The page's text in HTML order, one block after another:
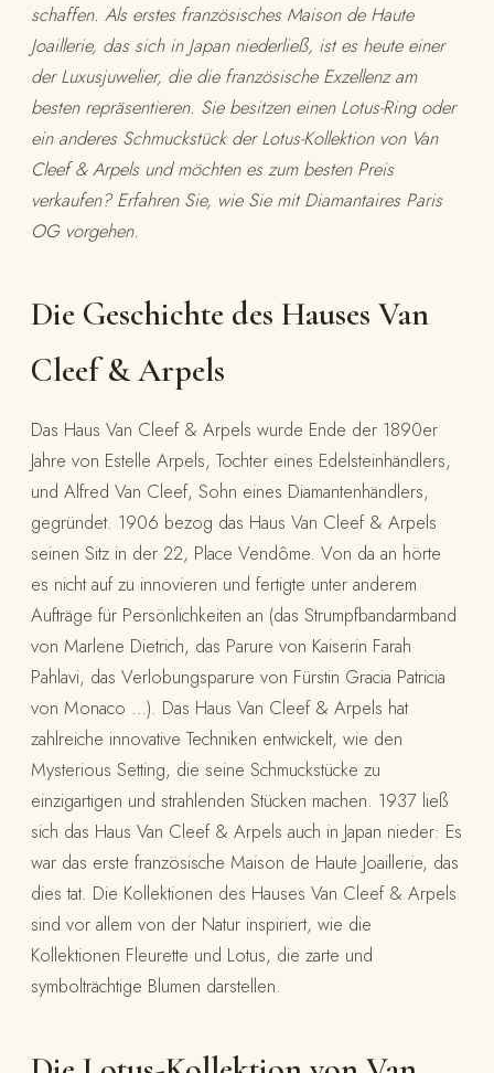
schaffen. Als erstes französisches Maison de Haute
Joaillerie, das sich in Japan niederließ, ist es heute einer
der Luxusjuwelier, die die französische Exzellenz am
besten repräsentieren. Sie besitzen einen Lotus-Ring oder
ein anderes Schmuckstück der Lotus-Kollektion von Van
Cleef & Arpels und möchten es zum besten Preis
verkaufen? Erfahren Sie, wie Sie mit Diamantaires Paris
OG vorgehen.
Die Geschichte des Hauses Van
Cleef & Arpels
Das Haus Van Cleef & Arpels wurde Ende der 1890er
Jahre von Estelle Arpels, Tochter eines Edelsteinhändlers,
und Alfred Van Cleef, Sohn eines Diamantenhändlers,
gegründet. 1906 bezog das Haus Van Cleef & Arpels
seinen Sitz in der 22, Place Vendôme. Von da an hörte
es nicht auf zu innovieren und fertigte unter anderem
Aufträge für Persönlichkeiten an (das Strumpfbandarmband
von Marlene Dietrich, das Parure von Kaiserin Farah
Pahlavi, das Verlobungsparure von Fürstin Gracia Patricia
von Monaco …). Das Haus Van Cleef & Arpels hat
zahlreiche innovative Techniken entwickelt, wie den
Mysterious Setting, die seine Schmuckstücke zu
einzigartigen und strahlenden Stücken machen. 1937 ließ
sich das Haus Van Cleef & Arpels auch in Japan nieder: Es
war das erste französische Maison de Haute Joaillerie, das
dies tat. Die Kollektionen des Hauses Van Cleef & Arpels
sind vor allem von der Natur inspiriert, wie die
Kollektionen Fleurette und Lotus, die zarte und
symbolträchtige Blumen darstellen.